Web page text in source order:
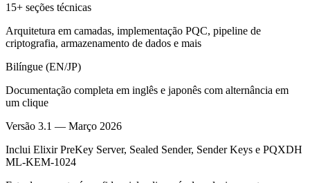
15+ seções técnicas
Arquitetura em camadas, implementação PQC, pipeline de
criptografia, armazenamento de dados e mais
Bilíngue (EN/JP)
Documentação completa em inglês e japonês com alternância em
um clique
Versão 3.1 — Março 2026
Inclui Elixir PreKey Server, Sealed Sender, Sender Keys e PQXDH
ML-KEM-1024